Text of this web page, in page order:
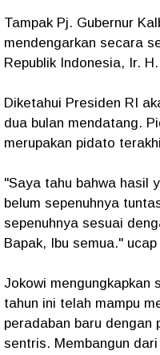
Tampak Pj. Gubernur
mendengarkan secara
Republik Indonesia, Ir.
Diketahui Presiden RI
dua bulan mendatang.
merupakan pidato
"Saya tahu bahwa hasil
belum sepenuhnya
sepenuhnya sesuai
Bapak, Ibu semua."
Jokowi mengungkapkan
tahun ini telah mampu
peradaban baru dengan
sentris. Membangun